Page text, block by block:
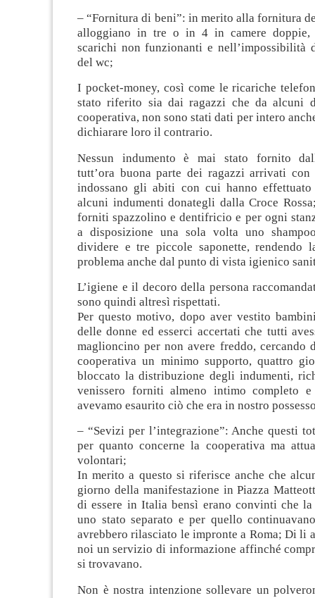
– “Fornitura di beni”: in merito alla fornitura
alloggiano in tre o in 4 in camere doppie,
scarichi non funzionanti e nell’impossibilità
del wc;
I pocket-money, così come le ricariche
stato riferito sia dai ragazzi che da alcuni
cooperativa, non sono stati dati per intero
dichiarare loro il contrario.
Nessun indumento è mai stato fornito
tutt’ora buona parte dei ragazzi arrivati con
indossano gli abiti con cui hanno
alcuni indumenti donategli dalla Croce
forniti spazzolino e dentifricio e per ogni
a disposizione una sola volta uno
dividere e tre piccole saponette, rendendo
problema anche dal punto di vista igienico
L’igiene e il decoro della persona
sono quindi altresì rispettati.
Per questo motivo, dopo aver vestito
delle donne ed esserci accertati che tutti
maglioncino per non avere freddo, cercando
cooperativa un minimo supporto, quattro
bloccato la distribuzione degli indumenti,
venissero forniti almeno intimo completo e
avevamo esaurito ciò che era in nostro
– “Sevizi per l’integrazione”: Anche questi
per quanto concerne la cooperativa ma
volontari;
In merito a questo si riferisce anche che
giorno della manifestazione in Piazza
di essere in Italia bensì erano convinti che la
uno stato separato e per quello
avrebbero rilasciato le impronte a Roma; Di li
noi un servizio di informazione affinché
si trovavano.
Non è nostra intenzione sollevare un